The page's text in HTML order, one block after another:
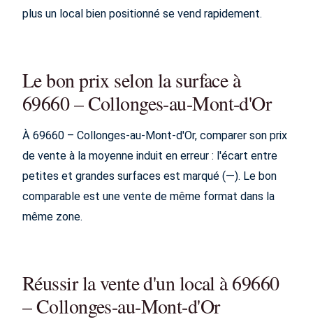
plus un local bien positionné se vend rapidement.
Le bon prix selon la surface à
69660 – Collonges-au-Mont-d'Or
À 69660 – Collonges-au-Mont-d'Or, comparer son prix
de vente à la moyenne induit en erreur : l'écart entre
petites et grandes surfaces est marqué (—). Le bon
comparable est une vente de même format dans la
même zone.
Réussir la vente d'un local à 69660
– Collonges-au-Mont-d'Or